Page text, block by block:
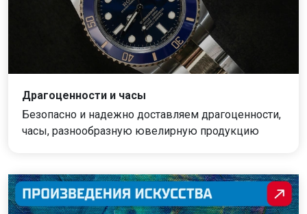
Драгоценности и часы
Безопасно и надежно доставляем драгоценности,
часы, разнообразную ювелирную продукцию